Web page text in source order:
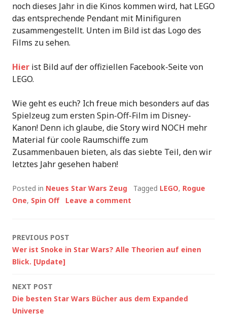
noch dieses Jahr in die Kinos kommen wird, hat LEGO
das entsprechende Pendant mit Minifiguren
zusammengestellt. Unten im Bild ist das Logo des
Films zu sehen.
Hier ist Bild auf der offiziellen Facebook-Seite von
LEGO.
Wie geht es euch? Ich freue mich besonders auf das
Spielzeug zum ersten Spin-Off-Film im Disney-
Kanon! Denn ich glaube, die Story wird NOCH mehr
Material für coole Raumschiffe zum
Zusammenbauen bieten, als das siebte Teil, den wir
letztes Jahr gesehen haben!
Posted in Neues Star Wars Zeug Tagged LEGO, Rogue
One, Spin Off Leave a comment
Post
navigation
PREVIOUS POST
Wer ist Snoke in Star Wars? Alle Theorien auf einen
Blick. [Update]
NEXT POST
Die besten Star Wars Bücher aus dem Expanded
Universe